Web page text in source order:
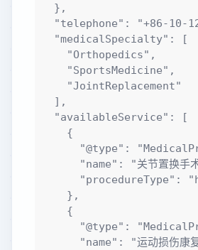
  },
"telephone": "+86-10-
  "medicalSpecialty": [
    "Orthopedics",
    "SportsMedicine",
    "JointReplacement"
  ],
  "availableService": [
    {
"@type":
"name": "关节置换手
"procedureType":
    },
    {
"@type":
"name": "运动损伤康